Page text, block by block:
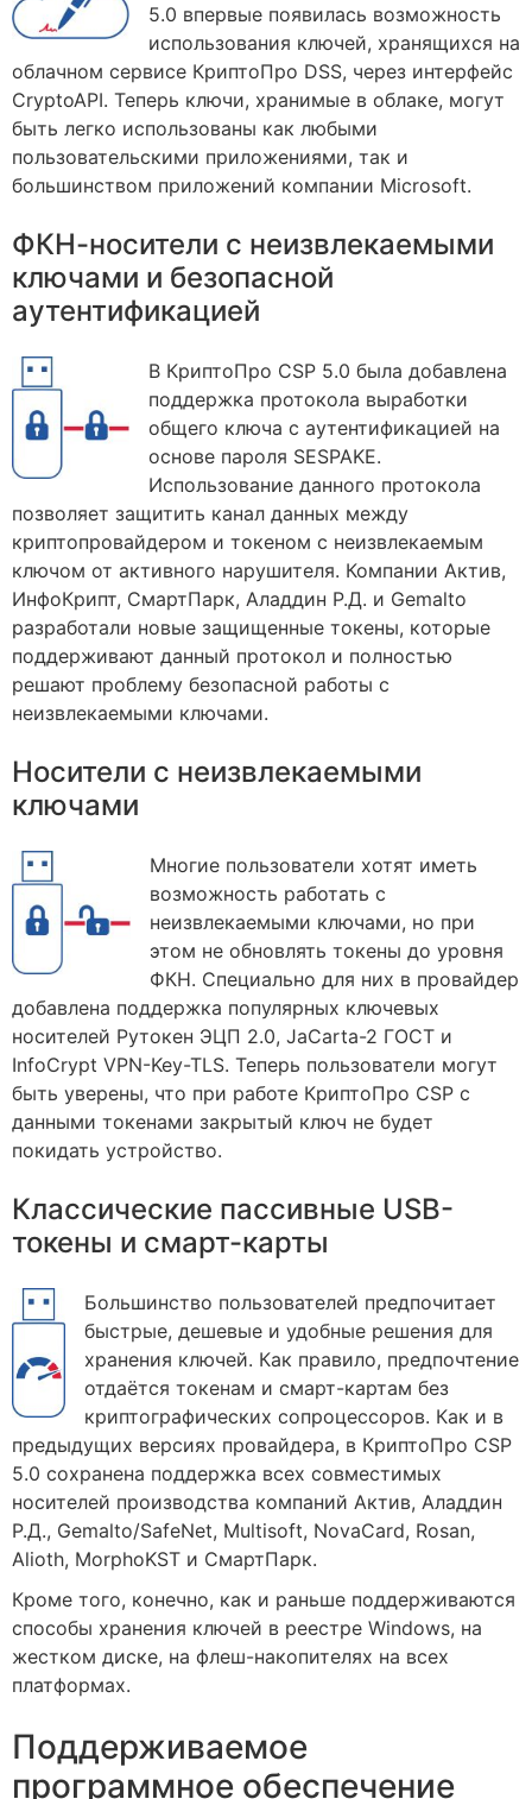
5.0 впервые появилась возможность
использования ключей, хранящихся на
облачном сервисе КриптоПро DSS, через интерфейс
CryptoAPI. Теперь ключи, хранимые в облаке, могут
быть легко использованы как любыми
пользовательскими приложениями, так и
большинством приложений компании Microsoft.
ФКН-носители с неизвлекаемыми
ключами и безопасной
аутентификацией
В КриптоПро CSP 5.0 была добавлена
поддержка протокола выработки
общего ключа с аутентификацией на
основе пароля SESPAKE.
Использование данного протокола
позволяет защитить канал данных между
криптопровайдером и токеном с неизвлекаемым
ключом от активного нарушителя. Компании Актив,
ИнфоКрипт, СмартПарк, Аладдин Р.Д. и Gemalto
разработали новые защищенные токены, которые
поддерживают данный протокол и полностью
решают проблему безопасной работы с
неизвлекаемыми ключами.
Носители с неизвлекаемыми
ключами
Многие пользователи хотят иметь
возможность работать с
неизвлекаемыми ключами, но при
этом не обновлять токены до уровня
ФКН. Специально для них в провайдер
добавлена поддержка популярных ключевых
носителей Рутокен ЭЦП 2.0, JaCarta-2 ГОСТ и
InfoCrypt VPN-Key-TLS. Теперь пользователи могут
быть уверены, что при работе КриптоПро CSP с
данными токенами закрытый ключ не будет
покидать устройство.
Классические пассивные USB-
токены и смарт-карты
Большинство пользователей предпочитает
быстрые, дешевые и удобные решения для
хранения ключей. Как правило, предпочтение
отдаётся токенам и смарт-картам без
криптографических сопроцессоров. Как и в
предыдущих версиях провайдера, в КриптоПро CSP
5.0 сохранена поддержка всех совместимых
носителей производства компаний Актив, Аладдин
Р.Д., Gemalto/SafeNet, Multisoft, NovaCard, Rosan,
Alioth, MorphoKST и СмартПарк.
Кроме того, конечно, как и раньше поддерживаются
способы хранения ключей в реестре Windows, на
жестком диске, на флеш-накопителях на всех
платформах.
Поддерживаемое
программное обеспечение